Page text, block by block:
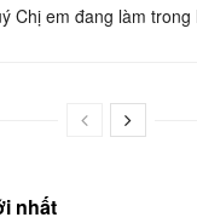
Chị em đang làm
nhất